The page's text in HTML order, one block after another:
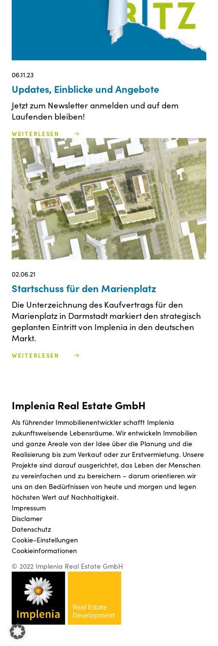
06.11.23
Updates, Einblicke und Angebote
Jetzt zum Newsletter anmelden und auf dem
Laufenden bleiben!
WEITERLESEN
02.06.21
Startschuss für den Marienplatz
Die Unterzeichnung des Kaufvertrags für den
Marienplatz in Darmstadt markiert den strategisch
geplanten Eintritt von Implenia in den deutschen
Markt.
WEITERLESEN
Implenia Real Estate GmbH
Als führender Immobilienentwickler schafft Implenia
zukunftsweisende Lebensräume. Wir entwickeln Immobilien
und ganze Areale von der Idee über die Planung und die
Realisierung bis zum Verkauf oder zur Erstvermietung. Unsere
Projekte sind darauf ausgerichtet, das Leben der Menschen
zu vereinfachen und zu bereichern – darum orientieren wir
uns an den Bedürfnissen von heute und morgen und legen
höchsten Wert auf Nachhaltigkeit.
Impressum
Disclamer
Datenschutz
Cookie-Einstellungen
Cookieinformationen
© 2022 Implenia Real Estate GmbH